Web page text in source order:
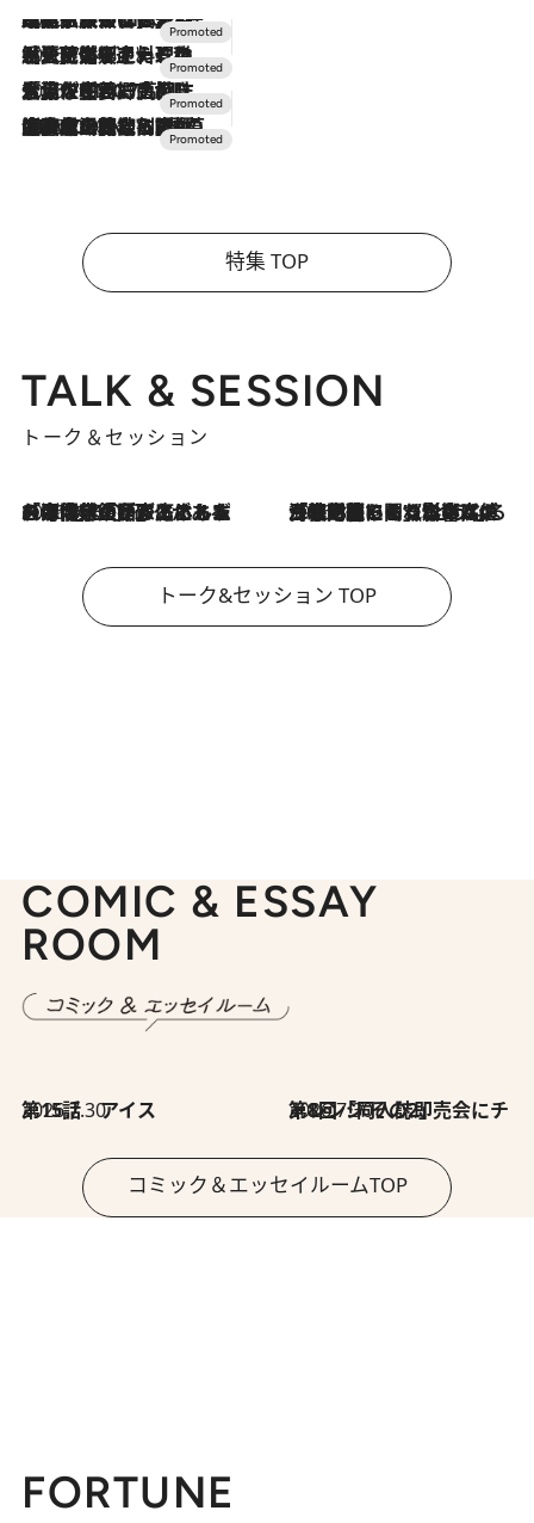
2026.7.31
【ホテル帰省】という選択肢をOMOが提案。家族とほどよい距離を保つには「昼は実家、夜は気兼ねなくホテルで！」
2026.7.24
【夏限定ディナーコース】旬を迎える稚鮎や花ズッキーニなどをイタリア・トスカーナの郷土料理の手法で満喫！
2026.7.17
「土佐和ハーブかき氷」がOMO7高知に登場！生姜、山椒、大葉など目にも舌にも涼を呼ぶ郷土の味
2026.7.10
NEW OPEN！【界 草津】名湯の地に誕生。趣の異なる2種の温泉と上州ならではの会席・蕎麦割烹など美食を味わう究極の癒やし旅
特集 TOP
TALK & SESSION
トーク＆セッション
2026.8.3
「今後値上げがあるとすれば…」「リスクがあるのは今年の冬」エネルギー専門家が語る、ホルムズ海峡封鎖が家庭にもたらす“ある心配” 2026.8.3
「住宅建てられない…」「サーチャージ料の高値が続いている」ホルムズ海峡封鎖による影響はいつまで続く？《エネルギー専門家に聞く“どうなる日本の暮らし”》
トーク&セッション TOP
COMIC & ESSAY
ROOM
2026.7.30
第15話 アイス 2026.7.30
第8回「同人誌即売会にチャレンジ その2」
コミック＆エッセイルームTOP
FORTUNE